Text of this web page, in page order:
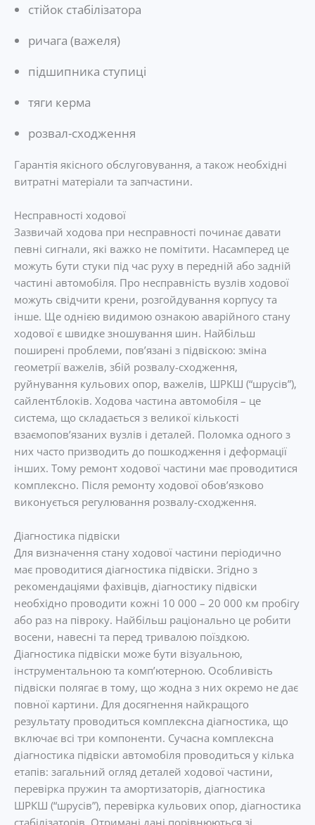
стійок стабілізатора
ричага (важеля)
підшипника ступиці
тяги керма
розвал-сходження
Гарантія якісного обслуговування, а також необхідні
витратні матеріали та запчастини.
Несправності ходової
Зазвичай ходова при несправності починає давати
певні сигнали, які важко не помітити. Насамперед це
можуть бути стуки під час руху в передній або задній
частині автомобіля. Про несправність вузлів ходової
можуть свідчити крени, розгойдування корпусу та
інше. Ще однією видимою ознакою аварійного стану
ходової є швидке зношування шин. Найбільш
поширені проблеми, пов’язані з підвіскою: зміна
геометрії важелів, збій розвалу-сходження,
руйнування кульових опор, важелів, ШРКШ (“шрусів”),
сайлентблоків. Ходова частина автомобіля – це
система, що складається з великої кількості
взаємопов’язаних вузлів і деталей. Поломка одного з
них часто призводить до пошкодження і деформації
інших. Тому ремонт ходової частини має проводитися
комплексно. Після ремонту ходової обов’язково
виконується регулювання розвалу-сходження.
Діагностика підвіски
Для визначення стану ходової частини періодично
має проводитися діагностика підвіски. Згідно з
рекомендаціями фахівців, діагностику підвіски
необхідно проводити кожні 10 000 – 20 000 км пробігу
або раз на півроку. Найбільш раціонально це робити
восени, навесні та перед тривалою поїздкою.
Діагностика підвіски може бути візуальною,
інструментальною та комп’ютерною. Особливість
підвіски полягає в тому, що жодна з них окремо не дає
повної картини. Для досягнення найкращого
результату проводиться комплексна діагностика, що
включає всі три компоненти. Сучасна комплексна
діагностика підвіски автомобіля проводиться у кілька
етапів: загальний огляд деталей ходової частини,
перевірка пружин та амортизаторів, діагностика
ШРКШ (“шрусів”), перевірка кульових опор, діагностика
стабілізаторів. Отримані дані порівнюються зі